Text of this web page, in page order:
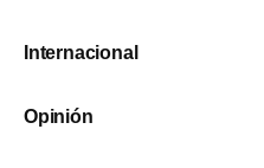
Internacional
Opinión